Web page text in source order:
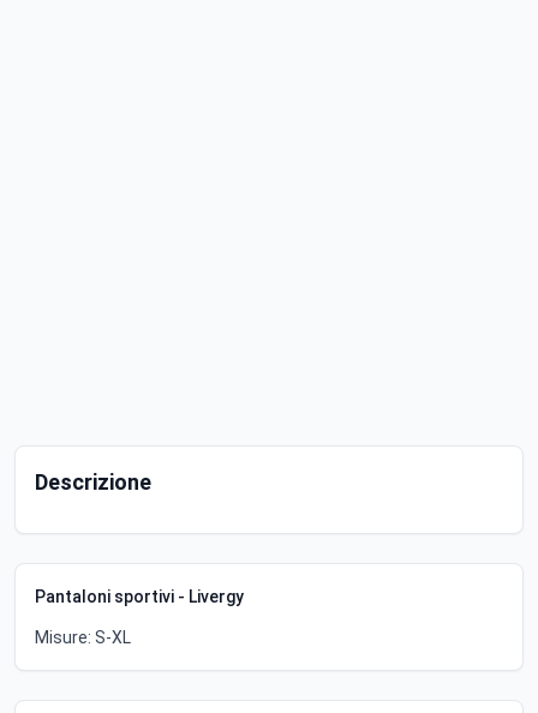
Descrizione
Pantaloni sportivi - Livergy
Misure: S-XL